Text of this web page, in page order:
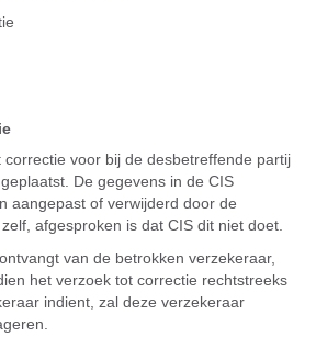
voor bij de desbetreffende partij
De gegevens in de CIS
aangepast of verwijderd door de
afgesproken is dat CIS dit niet doet.
van de betrokken verzekeraar,
het verzoek tot correctie rechtstreeks
indient, zal deze verzekeraar